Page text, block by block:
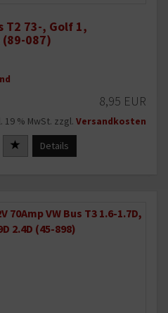
T2 73-, Golf 1,
087)
8,95 EUR
19 % MwSt. zzgl. Versandkosten
Details